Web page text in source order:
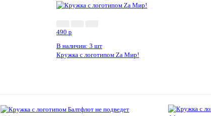
490 p
В наличии: 3 шт
Кружка с логотипом Zа Мир!